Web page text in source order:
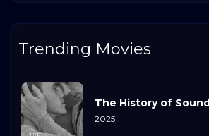
Trending Movies
The History of Sound
2025